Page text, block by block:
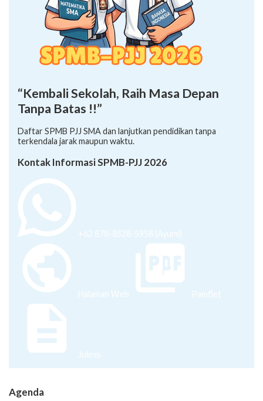
“Kembali Sekolah, Raih Masa Depan
Tanpa Batas !!”
Daftar SPMB PJJ SMA dan lanjutkan pendidikan tanpa
terkendala jarak maupun waktu.
Kontak Informasi SPMB-PJJ 2026
+62 878-8528-5958 (Ayumi)
Halaman Web Pamflet
Juknis
Agenda